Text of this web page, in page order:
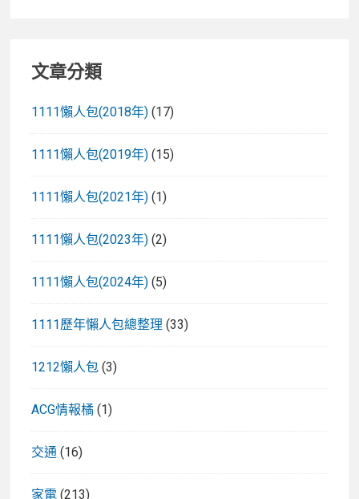
文章分類
1111懶人包(2018年) (17)
1111懶人包(2019年) (15)
1111懶人包(2021年) (1)
1111懶人包(2023年) (2)
1111懶人包(2024年) (5)
1111歷年懶人包總整理 (33)
1212懶人包 (3)
ACG情報橘 (1)
交通 (16)
家電 (213)